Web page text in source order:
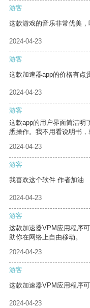
游客
这款游戏的音乐非常优美，
2024-04-23
游客
这款加速器app的价格有点
2024-04-23
游客
这款app的用户界面简洁明
悉操作。我不用看说明书，
2024-04-23
游客
我喜欢这个软件 作者加油
2024-04-23
游客
这款加速器VPM应用程序
助你在网络上自由移动。
2024-04-23
游客
这款加速器VPM应用程序
2024-04-23